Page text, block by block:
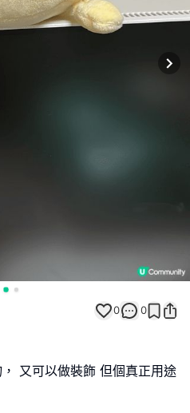
0 0
又可以做裝飾 但個真正用途